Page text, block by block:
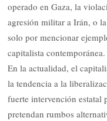
operado en Gaza, la
agresión militar a Irán, o
solo por mencionar
capitalista contemporánea.
En la actualidad, el
la tendencia a la
fuerte intervención estatal
pretendan rumbos